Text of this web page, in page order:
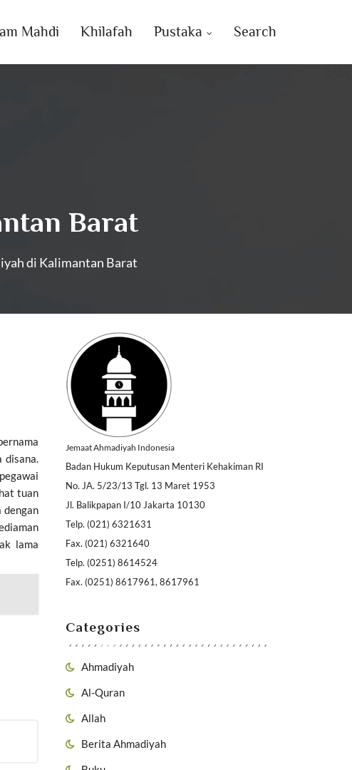
Mahdi Khilafah Pustaka Search
Barat
di Kalimantan Barat
Jemaat Ahmadiyah Indonesia
Badan Hukum Keputusan Menteri Kehakiman RI
No. JA. 5/23/13 Tgl. 13 Maret 1953
Jl. Balikpapan I/10 Jakarta 10130
Telp. (021) 6321631
Fax. (021) 6321640
Telp. (0251) 8614524
Fax. (0251) 8617961, 8617961
Categories
Ahmadiyah
Al-Quran
Allah
Berita Ahmadiyah
disana.
tuan
dengan
lama